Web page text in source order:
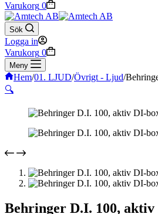
Varukorg 0
Sök
Logga in
Varukorg 0
Meny
Hem/01. LJUD/Övrigt - Ljud/
🔍
Behringer D.I. 100,